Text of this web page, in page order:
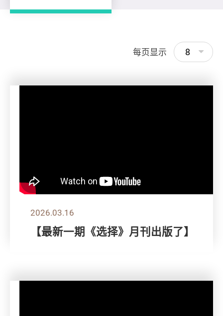
每页显示 8
2026.03.16
【最新一期《选择》月刊出版了】